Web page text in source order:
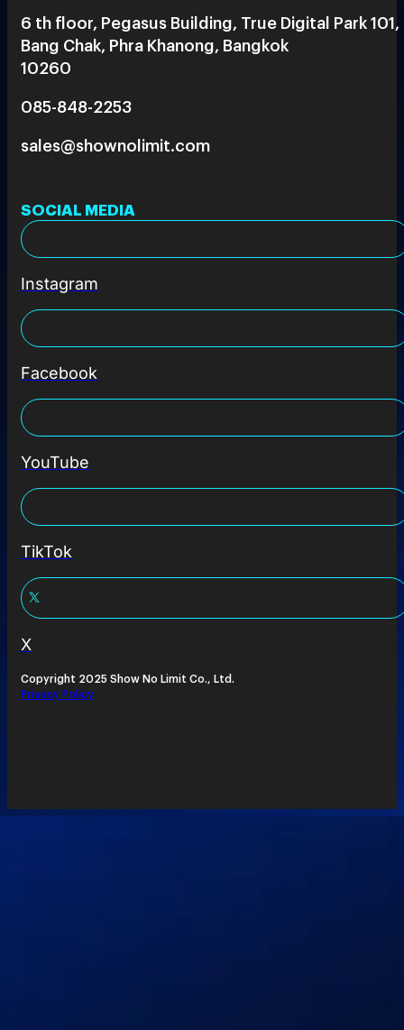
6 th floor, Pegasus Building, True Digital Park 101,
Bang Chak, Phra Khanong, Bangkok
10260
085-848-2253
sales@shownolimit.com
SOCIAL MEDIA
Instagram
Facebook
YouTube
TikTok
X
Copyright 2025 Show No Limit Co., Ltd.
Privacy Policy